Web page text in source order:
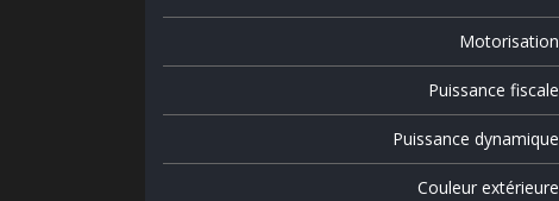
Motorisation
Puissance fiscale
Puissance dynamique
Couleur extérieure